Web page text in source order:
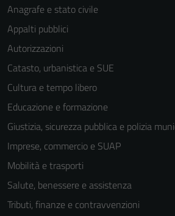
Anagrafe e stato civile
Appalti pubblici
Autorizzazioni
Catasto, urbanistica e SUE
Cultura e tempo libero
Educazione e formazione
Giustizia, sicurezza pubblica e polizia
Imprese, commercio e SUAP
Mobilità e trasporti
Salute, benessere e assistenza
Tributi, finanze e contravvenzioni